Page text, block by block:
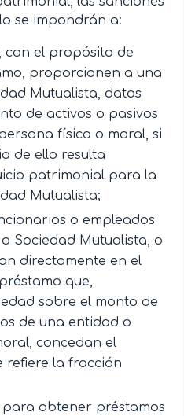
se impondrán a:
con el propósito de
proporcionen a una
Mutualista, datos
de activos o pasivos
física o moral, si
de ello resulta
patrimonial para la
Mutualista;
o empleados
Sociedad Mutualista, o
directamente en el
que,
sobre el monto de
de una entidad o
concedan el
refiere la fracción
para obtener préstamos